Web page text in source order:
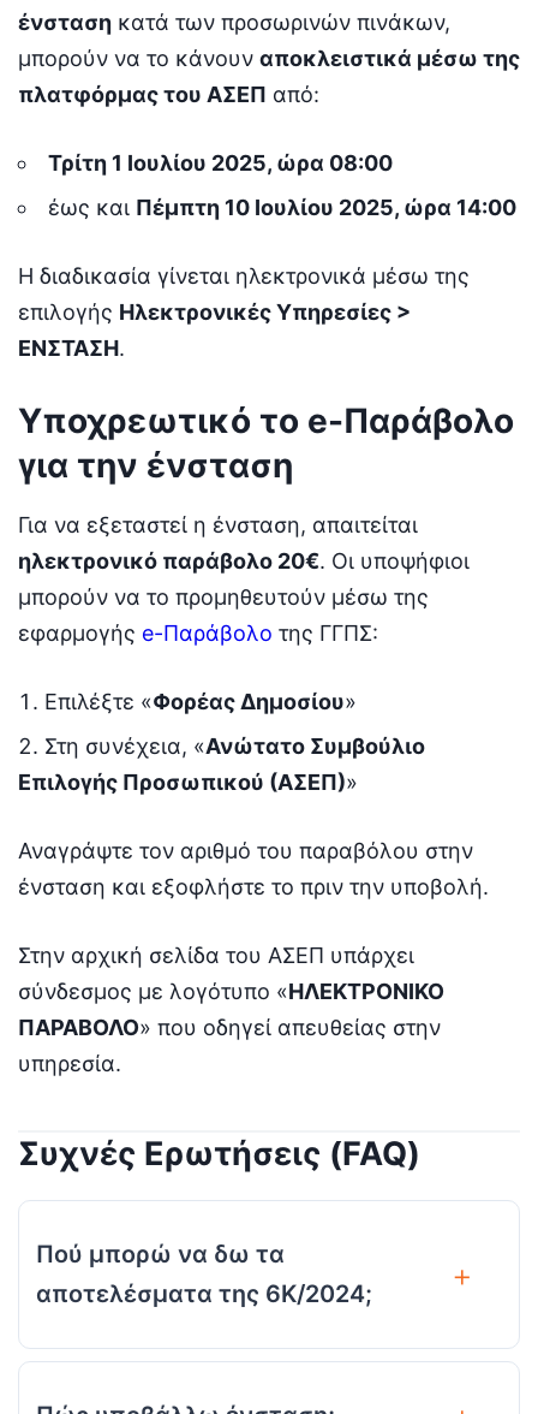
ένσταση κατά των προσωρινών πινάκων,
μπορούν να το κάνουν αποκλειστικά μέσω της
πλατφόρμας του ΑΣΕΠ από:
Τρίτη 1 Ιουλίου 2025, ώρα 08:00
έως και Πέμπτη 10 Ιουλίου 2025, ώρα 14:00
Η διαδικασία γίνεται ηλεκτρονικά μέσω της
επιλογής Ηλεκτρονικές Υπηρεσίες >
ΕΝΣΤΑΣΗ.
Υποχρεωτικό το e-Παράβολο
για την ένσταση
Για να εξεταστεί η ένσταση, απαιτείται
ηλεκτρονικό παράβολο 20€. Οι υποψήφιοι
μπορούν να το προμηθευτούν μέσω της
εφαρμογής e-Παράβολο της ΓΓΠΣ:
Επιλέξτε «Φορέας Δημοσίου»
Στη συνέχεια, «Ανώτατο Συμβούλιο
Επιλογής Προσωπικού (ΑΣΕΠ)»
Αναγράψτε τον αριθμό του παραβόλου στην
ένσταση και εξοφλήστε το πριν την υποβολή.
Στην αρχική σελίδα του ΑΣΕΠ υπάρχει
σύνδεσμος με λογότυπο «ΗΛΕΚΤΡΟΝΙΚΟ
ΠΑΡΑΒΟΛΟ» που οδηγεί απευθείας στην
υπηρεσία.
Συχνές Ερωτήσεις (FAQ)
Πού μπορώ να δω τα
αποτελέσματα της 6Κ/2024;